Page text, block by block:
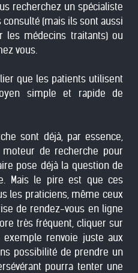
recherchez un spécialiste
(mais ils sont aussi
les médecins traitants) ou
vous.
que les patients utilisent
simple et rapide de
sont déjà, par essence,
de recherche pour
pose déjà la question de
Mais le pire est que ces
les praticiens, même ceux
de rendez-vous en ligne
très fréquent, cliquer sur
renvoie juste aux
possibilité de prendre un
pourra tenter une